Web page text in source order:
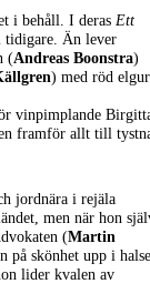
i behåll. I deras Ett
tidigare. Än lever
(Andreas Boonstra)
) med röd
vinpimplande
framför allt till
jordnära i rejäla
men när hon
(Martin
på skönhet upp i
lider kvalen av